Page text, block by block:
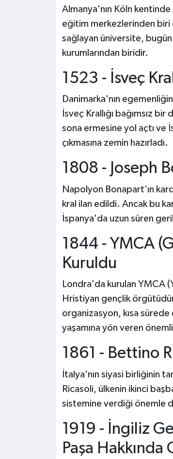
Almanya'nın Köln
eğitim merkezlerinden biri
sağlayan üniversite,
kurumlarından biridir.
1523 - İsveç
Danimarka'nın
İsveç Krallığı bağımsız
sona ermesine yol açtı ve
çıkmasına zemin hazırladı.
1808 - Joseph
Napolyon Bonapart’ın
kral ilan edildi. Ancak bu
İspanya'da uzun süren
1844 - YMCA
Kuruldu
Londra'da kurulan YMCA
Hristiyan gençlik
organizasyon, kısa sürede
yaşamına yön veren
1861 - Bettino
İtalya'nın siyasi birliğinin
Ricasoli, ülkenin ikinci
sistemine verdiği önemle
1919 - İngiliz
Paşa Hakkında